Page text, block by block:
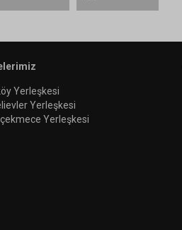
Yerleşkesi
Yerleşkesi
Yerleşkesi